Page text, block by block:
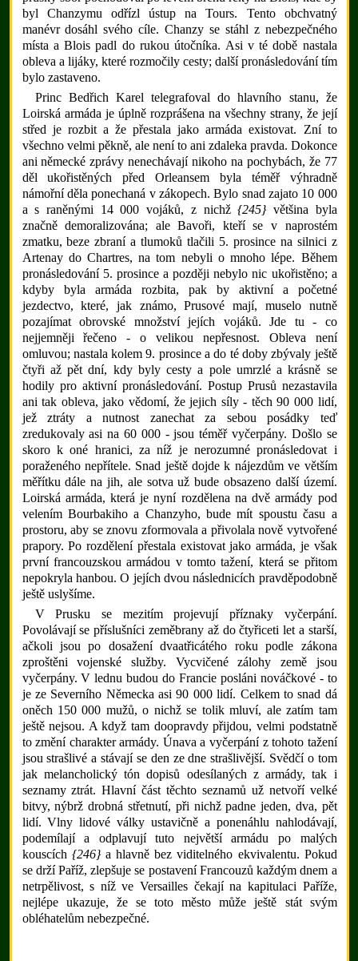
byl Chanzymu odřízl ústup na Tours. Tento obchvatný
manévr dosáhl svého cíle. Chanzy se stáhl z nebezpečného
místa a Blois padl do rukou útočníka. Asi v té době nastala
obleva a lijáky, které rozmočily cesty; další pronásledování tím
bylo zastaveno.
Princ Bedřich Karel telegrafoval do hlavního stanu, že
Loirská armáda je úplně rozprášena na všechny strany, že její
střed je rozbit a že přestala jako armáda existovat. Zní to
všechno velmi pěkně, ale není to ani zdaleka pravda. Dokonce
ani německé zprávy nenechávají nikoho na pochybách, že 77
děl ukořistěných před Orleansem byla téměř výhradně
námořní děla ponechaná v zákopech. Bylo snad zajato 10 000
a s raněnými 14 000 vojáků, z nichž{245}většina byla
značně demoralizována; ale Bavoři, kteří se v naprostém
zmatku, beze zbraní a tlumoků tlačili 5. prosince na silnici z
Artenay do Chartres, na tom nebyli o mnoho lépe. Během
pronásledování 5. prosince a později nebylo nic ukořistěno; a
kdyby byla armáda rozbita, pak by aktivní a početné
jezdectvo, které, jak známo, Prusové mají, muselo nutně
pozajímat obrovské množství jejích vojáků. Jde tu - co
nejjemněji řečeno - o velikou nepřesnost. Obleva není
omluvou; nastala kolem 9. prosince a do té doby zbývaly ještě
čtyři až pět dní, kdy byly cesty a pole umrzlé a krásně se
hodily pro aktivní pronásledování. Postup Prusů nezastavila
ani tak obleva, jako vědomí, že jejich síly - těch 90 000 lidí,
jež ztráty a nutnost zanechat za sebou posádky teď
zredukovaly asi na 60 000 - jsou téměř vyčerpány. Došlo se
skoro k oné hranici, za níž je nerozumné pronásledovat i
poraženého nepřítele. Snad ještě dojde k nájezdům ve větším
měřítku dále na jih, ale sotva už bude obsazeno další území.
Loirská armáda, která je nyní rozdělena na dvě armády pod
velením Bourbakiho a Chanzyho, bude mít spoustu času a
prostoru, aby se znovu zformovala a přivolala nově vytvořené
prapory. Po rozdělení přestala existovat jako armáda, je však
první francouzskou armádou v tomto tažení, která se přitom
nepokryla hanbou. O jejích dvou následnicích pravděpodobně
ještě uslyšíme.
V Prusku se mezitím projevují příznaky vyčerpání.
Povolávají se příslušníci zeměbrany až do čtyřiceti let a starší,
ačkoli jsou po dosažení dvaatřicátého roku podle zákona
zproštěni vojenské služby. Vycvičené zálohy země jsou
vyčerpány. V lednu budou do Francie posláni nováčkové - to
je ze Severního Německa asi 90 000 lidí. Celkem to snad dá
oněch 150 000 mužů, o nichž se tolik mluví, ale zatím tam
ještě nejsou. A když tam doopravdy přijdou, velmi podstatně
to změní charakter armády. Únava a vyčerpání z tohoto tažení
jsou strašlivé a stávají se den ze dne strašlivější. Svědčí o tom
jak melancholický tón dopisů odesílaných z armády, tak i
seznamy ztrát. Hlavní část těchto seznamů už netvoří velké
bitvy, nýbrž drobná střetnutí, při nichž padne jeden, dva, pět
lidí. Vlny lidové války ustavičně a ponenáhlu nahlodávají,
podemílají a odplavují tuto největší armádu po malých
kouscích {246}a hlavně bez viditelného ekvivalentu. Pokud
se drží Paříž, zlepšuje se postavení Francouzů každým dnem a
netrpělivost, s níž ve Versailles čekají na kapitulaci Paříže,
nejlépe ukazuje, že se toto město může ještě stát svým
obléhatelům nebezpečné.